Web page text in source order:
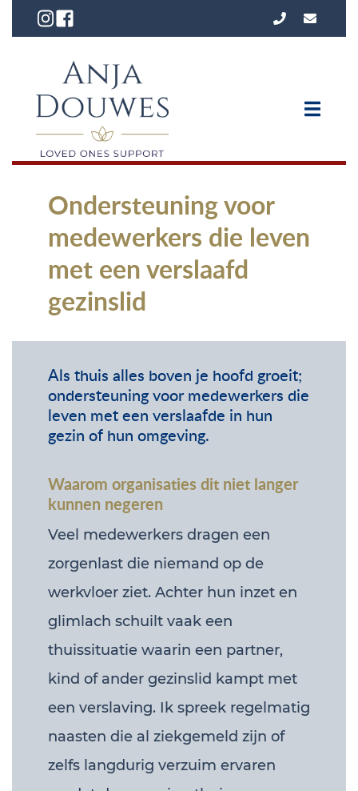
Ondersteuning voor
medewerkers die leven
met een verslaafd
gezinslid
Als thuis alles boven je hoofd groeit;
ondersteuning voor medewerkers die
leven met een verslaafde in hun
gezin of hun omgeving.
Waarom organisaties dit niet langer
kunnen negeren
Veel medewerkers dragen een
zorgenlast die niemand op de
werkvloer ziet. Achter hun inzet en
glimlach schuilt vaak een
thuissituatie waarin een partner,
kind of ander gezinslid kampt met
een verslaving. Ik spreek regelmatig
naasten die al ziekgemeld zijn of
zelfs langdurig verzuim ervaren